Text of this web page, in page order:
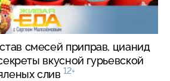
смесей приправ, цианид
вкусной гурьевской
слив 12+